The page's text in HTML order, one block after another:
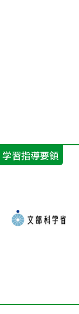
学習指導要領